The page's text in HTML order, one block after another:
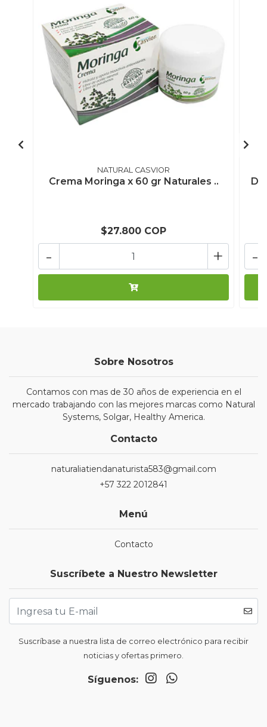
NATURAL CASVIOR
Crema Moringa x 60 gr Naturales ..
$27.800 COP
+
- -
Sobre Nosotros
Contamos con mas de 30 años de experiencia en el
mercado trabajando con las mejores marcas como Natural
Systems, Solgar, Healthy America.
Contacto
naturaliatiendanaturista583@gmail.com
+57 322 2012841
Menú
Contacto
Suscríbete a Nuestro Newsletter
Suscríbase a nuestra lista de correo electrónico para recibir
noticias y ofertas primero.
Síguenos: